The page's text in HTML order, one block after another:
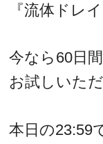
『流体ドレ
今なら60日
お試しいた
本日の23:59